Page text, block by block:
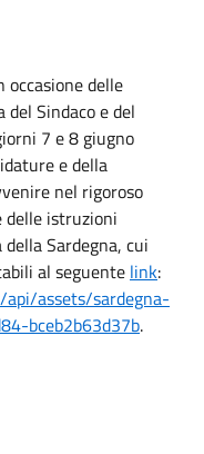
delle
Sindaco e del
7 e 8 giugno
e della
nel rigoroso
istruzioni
Sardegna, cui
al seguente link:
api/assets/sardegna-
bceb2b63d37b.